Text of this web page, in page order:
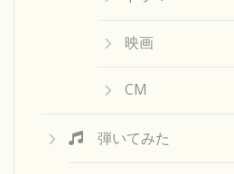
映画
CM
弾いてみた